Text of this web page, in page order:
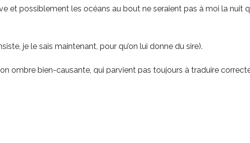
et possiblement les océans au bout ne seraient pas à moi la nuit
je le sais maintenant, pour qu’on lui donne du sire).
ombre bien-causante, qui parvient pas toujours à traduire